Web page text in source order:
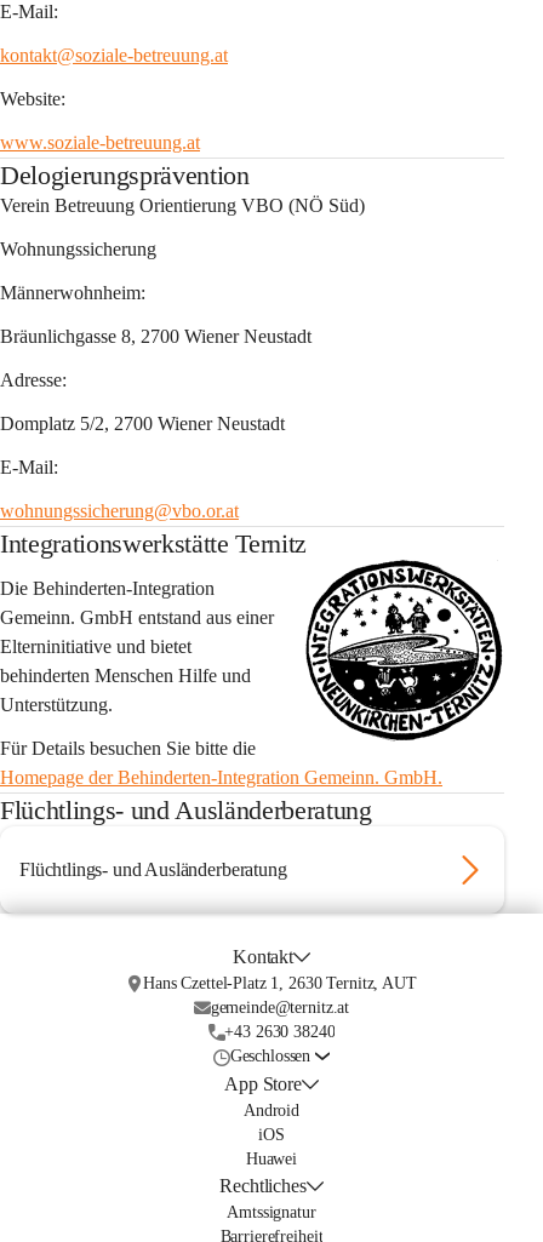
E-Mail:
kontakt@soziale-betreuung.at
Website:
www.soziale-betreuung.at
Delogierungsprävention
Verein Betreuung Orientierung VBO (NÖ Süd)
Wohnungssicherung
Männerwohnheim:
Bräunlichgasse 8, 2700 Wiener Neustadt
Adresse:
Domplatz 5/2, 2700 Wiener Neustadt
E-Mail:
wohnungssicherung@vbo.or.at
Integrationswerkstätte Ternitz
Die Behinderten-Integration
Gemeinn. GmbH entstand aus einer
Elterninitiative und bietet
behinderten Menschen Hilfe und
Unterstützung.
Für Details besuchen Sie bitte die
Homepage der Behinderten-Integration Gemeinn. GmbH.
Flüchtlings- und Ausländerberatung
Flüchtlings- und Ausländerberatung
Kontakt
Hans Czettel-Platz 1, 2630 Ternitz, AUT
gemeinde@ternitz.at
+43 2630 38240
Geschlossen
App Store
Android
iOS
Huawei
Rechtliches
Amtssignatur
Barrierefreiheit